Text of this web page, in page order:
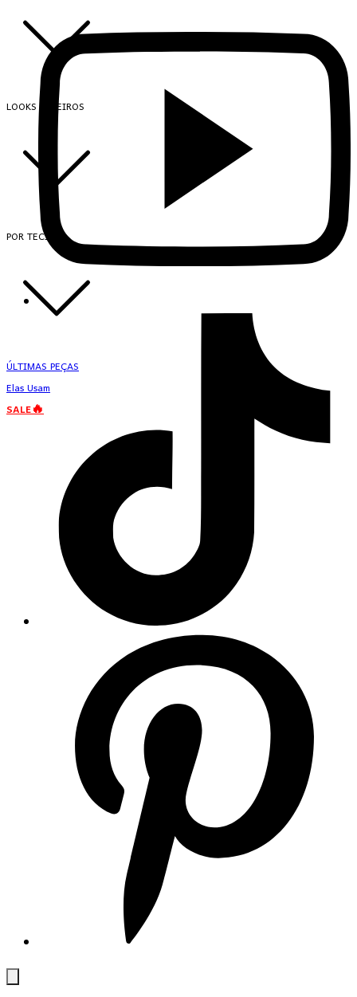
LOOKS INTEIROS
POR TECIDO
ÚLTIMAS PEÇAS
Elas Usam
SALE🔥